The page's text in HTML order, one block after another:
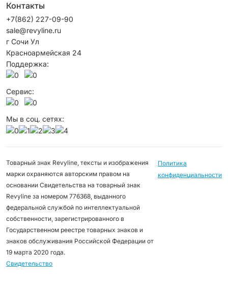
Контакты
+7(862) 227-09-90
sale@revyline.ru
г Сочи Ул
Красноармейская 24
Поддержка:
Сервис:
Мы в соц. сетях:
Товарный знак Revyline, тексты и изображения
марки охраняются авторским правом на
основании Свидетельства на товарный знак
Revyline за номером 776368, выданного
федеральной службой по интеллектуальной
собственности, зарегистрированного в
Государственном реестре товарных знаков и
знаков обслуживания Российской Федерации от
19 марта 2020 года.
Свидетельство
Политика
конфиденциальности